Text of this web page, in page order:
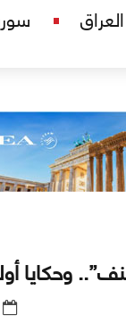
العراق
وحكايا